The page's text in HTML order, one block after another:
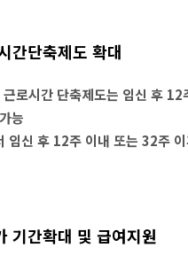
간단축제도 확대
로시간 단축제도는 임신 후 12
능
임신 후 12주 이내 또는 32주
기간확대 및 급여지원